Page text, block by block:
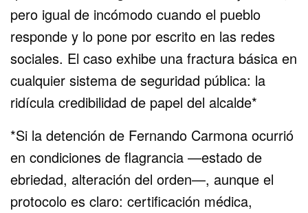
pero igual de incómodo cuando el pueblo
responde y lo pone por escrito en las redes
sociales. El caso exhibe una fractura básica en
cualquier sistema de seguridad pública: la
ridícula credibilidad de papel del alcalde*
*Si la detención de Fernando Carmona ocurrió
en condiciones de flagrancia —estado de
ebriedad, alteración del orden—, aunque el
protocolo es claro: certificación médica,